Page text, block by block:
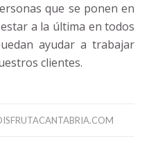
que se ponen en
a la última en todos
ayudar a trabajar
clientes.